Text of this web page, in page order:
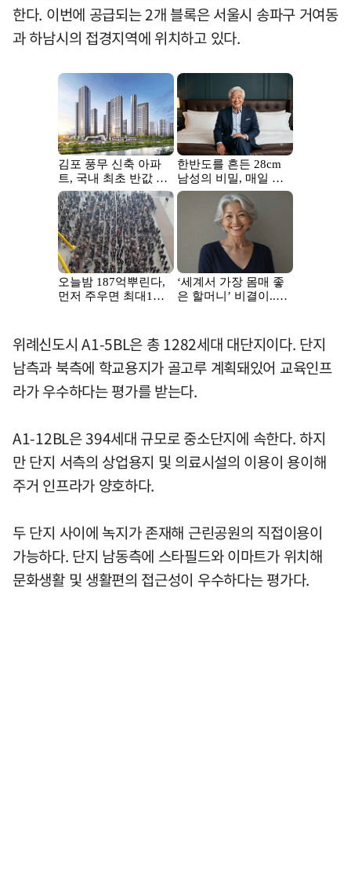
한다. 이번에 공급되는 2개 블록은 서울시 송파구 거여동
과 하남시의 접경지역에 위치하고 있다.
위례신도시 A1-5BL은 총 1282세대 대단지이다. 단지
남측과 북측에 학교용지가 골고루 계획돼있어 교육인프
라가 우수하다는 평가를 받는다.
A1-12BL은 394세대 규모로 중소단지에 속한다. 하지
만 단지 서측의 상업용지 및 의료시설의 이용이 용이해
주거 인프라가 양호하다.
두 단지 사이에 녹지가 존재해 근린공원의 직접이용이
가능하다. 단지 남동측에 스타필드와 이마트가 위치해
문화생활 및 생활편의 접근성이 우수하다는 평가다.